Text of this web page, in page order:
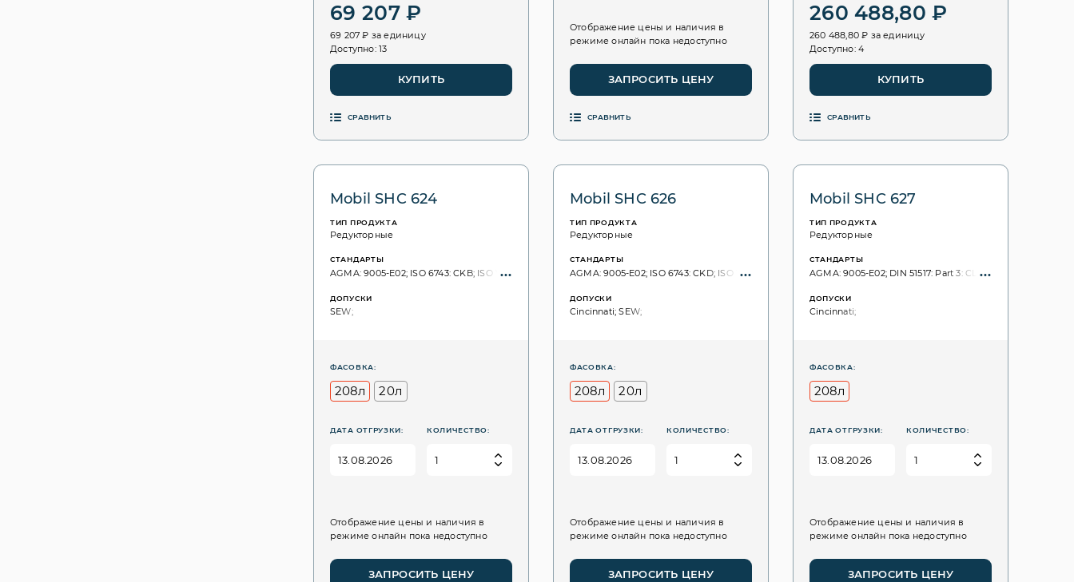
69 207 ₽
69 207 ₽ за единицу
Доступно: 13
КУПИТЬ
СРАВНИТЬ
Отображение цены и наличия в
режиме онлайн пока недоступно
ЗАПРОСИТЬ ЦЕНУ
СРАВНИТЬ
260 488,80 ₽
260 488,80 ₽ за единицу
Доступно: 4
КУПИТЬ
СРАВНИТЬ
Mobil SHC 624
ТИП ПРОДУКТА
Редукторные
СТАНДАРТЫ
AGMA: 9005-E02; ISO 6743: CKB; ISO VG, 3448: 32;
ДОПУСКИ
SEW;
ФАСОВКА:
208л 20л
ДАТА ОТГРУЗКИ: КОЛИЧЕСТВО:
Отображение цены и наличия в
режиме онлайн пока недоступно
ЗАПРОСИТЬ ЦЕНУ
Mobil SHC 626
ТИП ПРОДУКТА
Редукторные
СТАНДАРТЫ
AGMA: 9005-E02; ISO 6743: CKD; ISO VG, 3448: 68;
ДОПУСКИ
Cincinnati; SEW;
ФАСОВКА:
208л 20л
ДАТА ОТГРУЗКИ: КОЛИЧЕСТВО:
Отображение цены и наличия в
режиме онлайн пока недоступно
ЗАПРОСИТЬ ЦЕНУ
Mobil SHC 627
ТИП ПРОДУКТА
Редукторные
СТАНДАРТЫ
AGMA: 9005-E02; DIN 51517: Part 3: CLP; ISO 6743: CKD;
ДОПУСКИ
Cincinnati;
ФАСОВКА:
208л
ДАТА ОТГРУЗКИ: КОЛИЧЕСТВО:
Отображение цены и наличия в
режиме онлайн пока недоступно
ЗАПРОСИТЬ ЦЕНУ